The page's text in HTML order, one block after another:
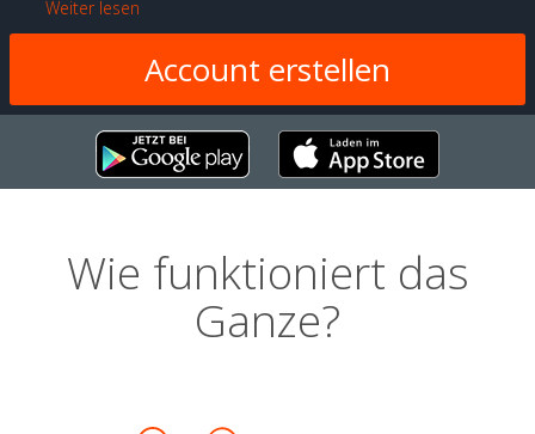
Weiter lesen
Wie funktioniert das
Ganze?